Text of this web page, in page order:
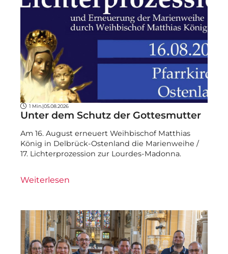
1 Min. |05.08.2026
Unter dem Schutz der Gottesmutter
Am 16. August erneuert Weihbischof Matthias
König in Delbrück-Ostenland die Marienweihe /
17. Lichterprozession zur Lourdes-Madonna.
Weiterlesen